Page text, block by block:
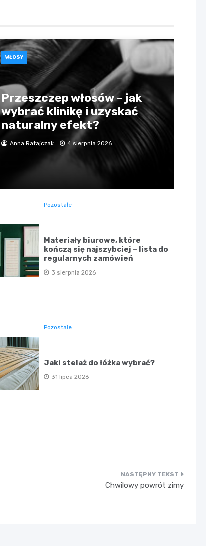
WŁOSY
Przeszczep włosów – jak
wybrać klinikę i uzyskać
naturalny efekt?
Anna Ratajczak 4 sierpnia 2026
Pozostałe
Materiały biurowe, które
kończą się najszybciej – lista do
regularnych zamówień
3 sierpnia 2026
Pozostałe
Jaki stelaż do łóżka wybrać?
31 lipca 2026
Chwilowy powrót zimy